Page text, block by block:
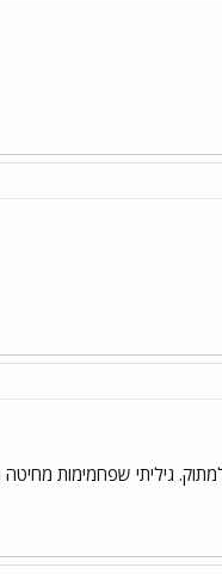
גיליתי שפחמימות